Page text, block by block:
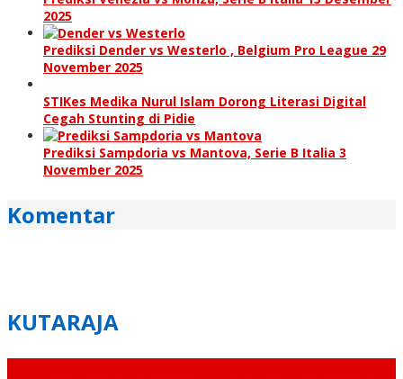
2025
Prediksi Dender vs Westerlo , Belgium Pro League 29
November 2025
STIKes Medika Nurul Islam Dorong Literasi Digital
Cegah Stunting di Pidie
Prediksi Sampdoria vs Mantova, Serie B Italia 3
November 2025
Komentar
KUTARAJA